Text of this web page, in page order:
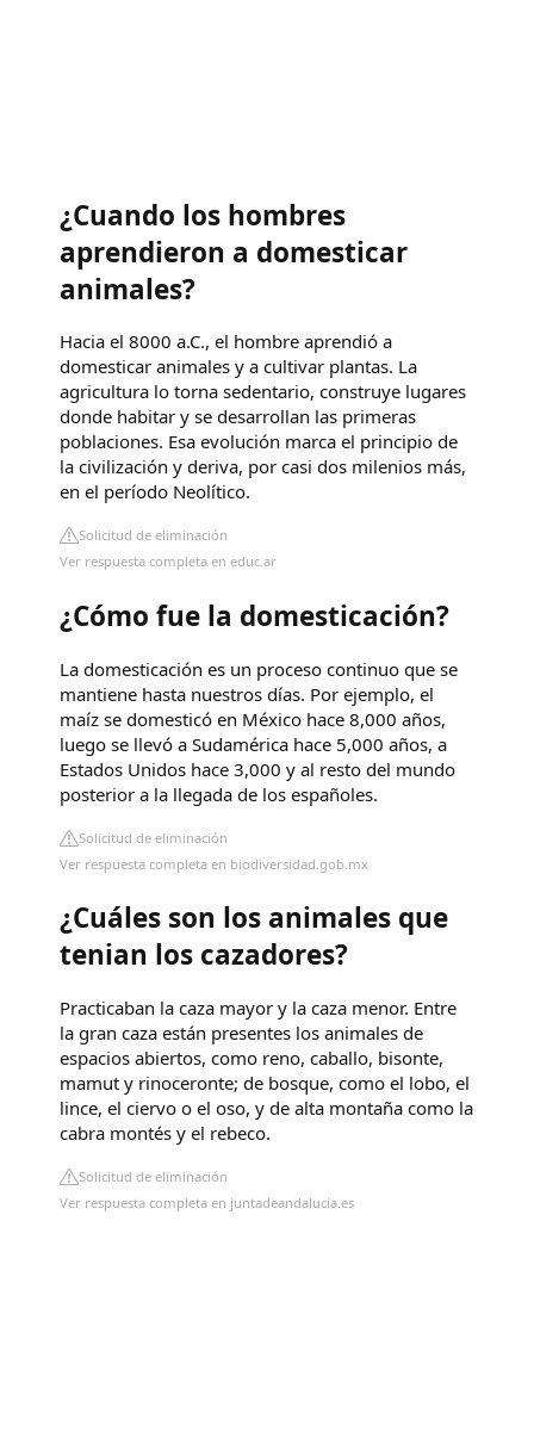
¿Cuando los hombres
aprendieron a domesticar
animales?
Hacia el 8000 a.C., el hombre aprendió a
domesticar animales y a cultivar plantas. La
agricultura lo torna sedentario, construye lugares
donde habitar y se desarrollan las primeras
poblaciones. Esa evolución marca el principio de
la civilización y deriva, por casi dos milenios más,
en el período Neolítico.
Solicitud de eliminación
Ver respuesta completa en educ.ar
¿Cómo fue la domesticación?
La domesticación es un proceso continuo que se
mantiene hasta nuestros días. Por ejemplo, el
maíz se domesticó en México hace 8,000 años,
luego se llevó a Sudamérica hace 5,000 años, a
Estados Unidos hace 3,000 y al resto del mundo
posterior a la llegada de los españoles.
Solicitud de eliminación
Ver respuesta completa en biodiversidad.gob.mx
¿Cuáles son los animales que
tenian los cazadores?
Practicaban la caza mayor y la caza menor. Entre
la gran caza están presentes los animales de
espacios abiertos, como reno, caballo, bisonte,
mamut y rinoceronte; de bosque, como el lobo, el
lince, el ciervo o el oso, y de alta montaña como la
cabra montés y el rebeco.
Solicitud de eliminación
Ver respuesta completa en juntadeandalucia.es